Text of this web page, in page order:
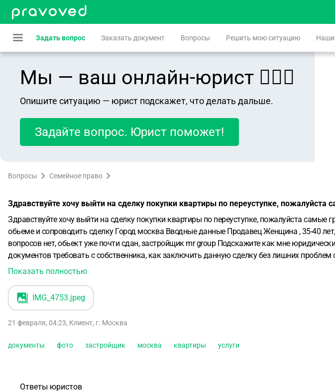
Задать вопрос Заказать документ Вопросы Решить мою ситуацию
Мы — ваш онлайн-юрист 👨🏻‍⚖️
Опишите ситуацию — юрист подскажет, что делать дальше.
Задайте вопрос. Юрист поможет!
Вопросы Семейное право
Здравствуйте хочу выйти на сделку покупки квартиры по переуступке,
Здравствуйте хочу выйти на сделку покупки квартиры по переуступке, пожалуйста
обьеме и сопроводить сделку Город москва Вводные данные Продавец Женщина , 35-40
вопросов нет, обьект уже почти сдан, застройщик mr group Подскажите как мне
документов требовать с собственника, как заключить данную сделку без лишних
подробное описание всей сделки , от а до я , начиная с того что мне проверить, какие
Показать полностью
IMG_4753.jpeg
21 февраля, 04:23, Клиент, г. Москва
документы фото застройщик москва квартиры услуги
Ответы юристов